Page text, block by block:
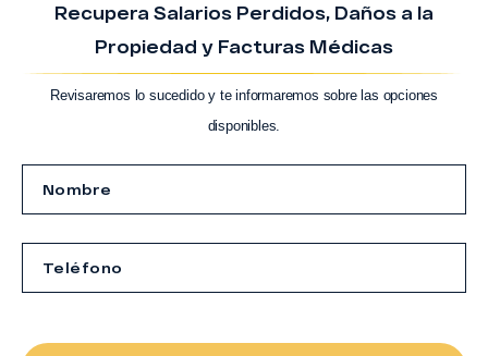
Recupera Salarios Perdidos, Daños a la
Propiedad y Facturas Médicas
Revisaremos lo sucedido y te informaremos sobre las opciones
disponibles.